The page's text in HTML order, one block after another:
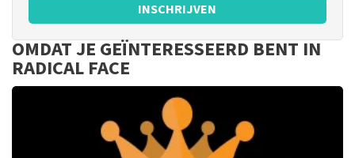
INSCHRIJVEN
OMDAT JE GEÏNTERESSEERD BENT IN
RADICAL FACE